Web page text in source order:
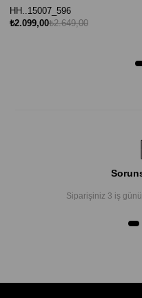
HH..15007_596
₺2.099,00₺2.649,00
Siparişiniz 3 iş